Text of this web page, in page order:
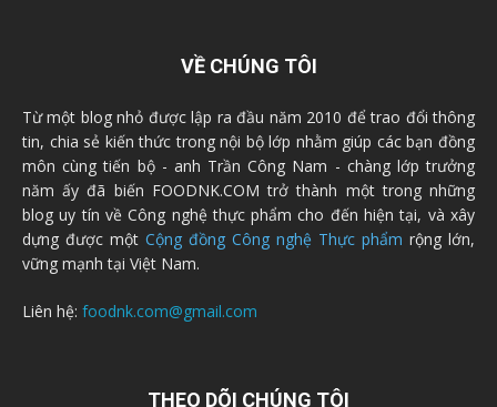
VỀ CHÚNG TÔI
Từ một blog nhỏ được lập ra đầu năm 2010 để trao đổi thông
tin, chia sẻ kiến thức trong nội bộ lớp nhằm giúp các bạn đồng
môn cùng tiến bộ - anh Trần Công Nam - chàng lớp trưởng
năm ấy đã biến FOODNK.COM trở thành một trong những
blog uy tín về Công nghệ thực phẩm cho đến hiện tại, và xây
dựng được một Cộng đồng Công nghệ Thực phẩm rộng lớn,
vững mạnh tại Việt Nam.
Liên hệ: foodnk.com@gmail.com
THEO DÕI CHÚNG TÔI